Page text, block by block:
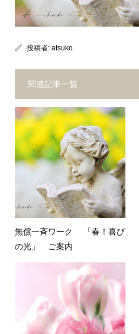
投稿者: atsuko
関連記事一覧
無償一斉ワーク 「春！喜び
の光」 ご案内